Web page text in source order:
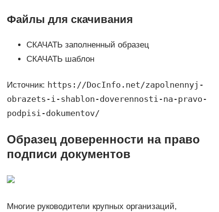
Файлы для скачивания
СКАЧАТЬ заполненный образец
СКАЧАТЬ шаблон
Источник: https://DocInfo.net/zapolnennyj-
obrazets-i-shablon-doverennosti-na-pravo-
podpisi-dokumentov/
Образец доверенности на право
подписи документов
Многие руководители крупных организаций,